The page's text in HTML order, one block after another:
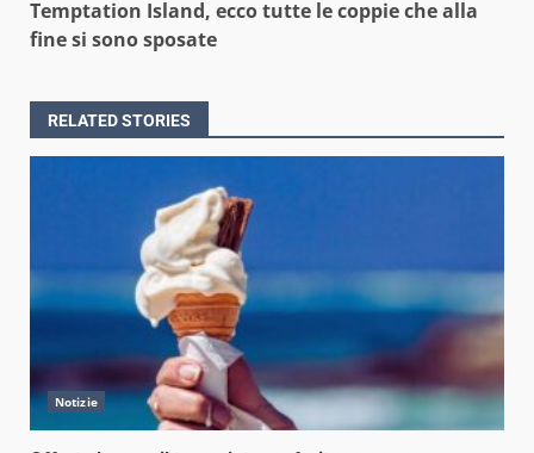
Temptation Island, ecco tutte le coppie che alla
fine si sono sposate
RELATED STORIES
Notizie